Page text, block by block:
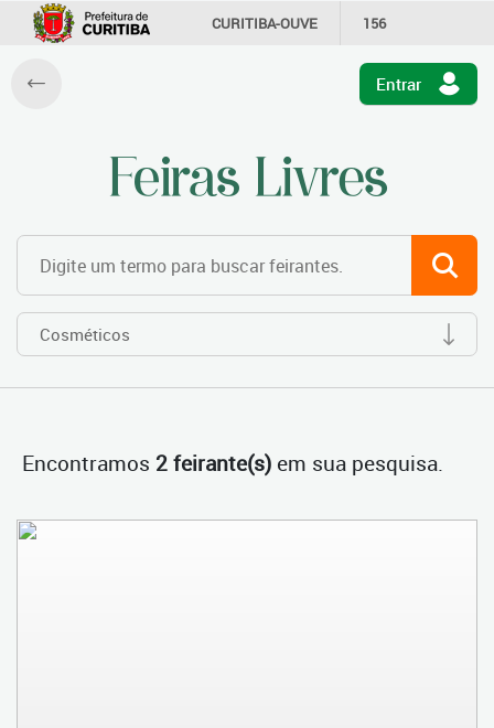
CURITIBA-OUVE 156
SECRETARIAS
Entrar
Encontramos 2 feirante(s) em sua pesquisa.